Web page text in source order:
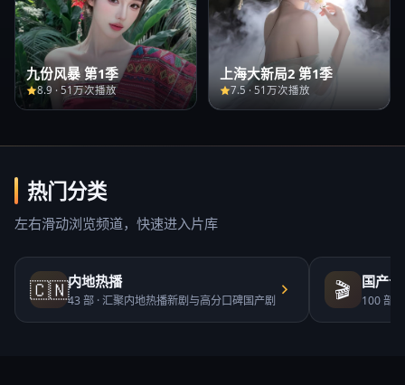
九份风暴 第1季
8.9 · 51万次播放
上海大新局2 第1季
7.5· 51万次播放
热门分类
左右滑动浏览频道，快速进入片库
🇨🇳内地热播
43部 ·汇聚内地热播新剧与高分口碑国产剧 🎬 国产
100部 ·